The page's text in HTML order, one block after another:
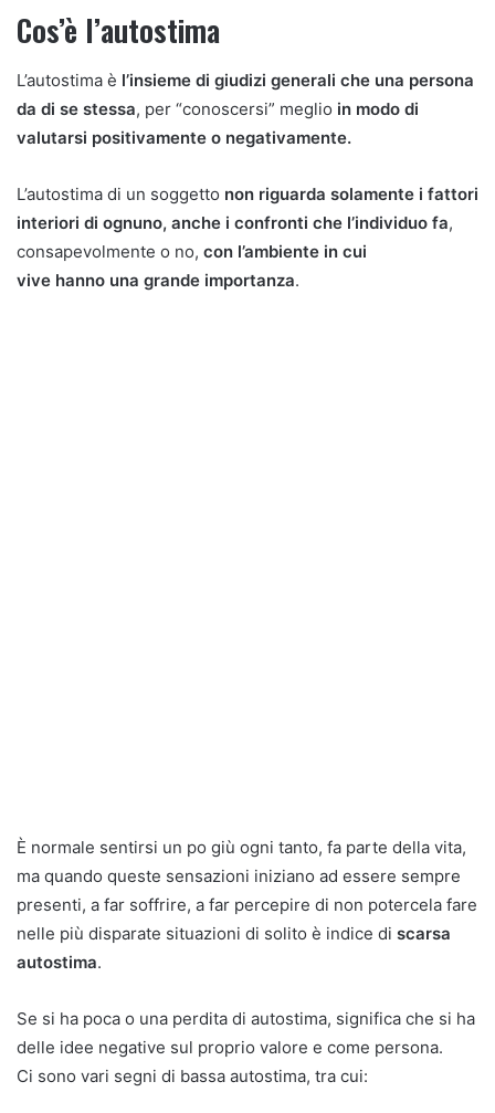
Cos’è l’autostima
L’autostima è l’insieme di giudizi generali che una persona
da di se stessa, per “conoscersi” meglio in modo di
valutarsi positivamente o negativamente.
L’autostima di un soggetto non riguarda solamente i fattori
interiori di ognuno, anche i confronti che l’individuo fa,
consapevolmente o no, con l’ambiente in cui
vive hanno una grande importanza.
È normale sentirsi un po giù ogni tanto, fa parte della vita,
ma quando queste sensazioni iniziano ad essere sempre
presenti, a far soffrire, a far percepire di non potercela fare
nelle più disparate situazioni di solito è indice di scarsa
autostima.
Se si ha poca o una perdita di autostima, significa che si ha
delle idee negative sul proprio valore e come persona.
Ci sono vari segni di bassa autostima, tra cui: